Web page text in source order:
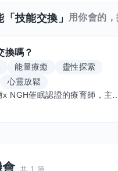
診所研發之優良自費藥品
開設銀髮族保健課程，推廣
癌症患者提供術後或療程
入！在這裡，穩定的工作
技能交換」 用你會的
換嗎？
能量療癒
靈性探索
心靈放鬆